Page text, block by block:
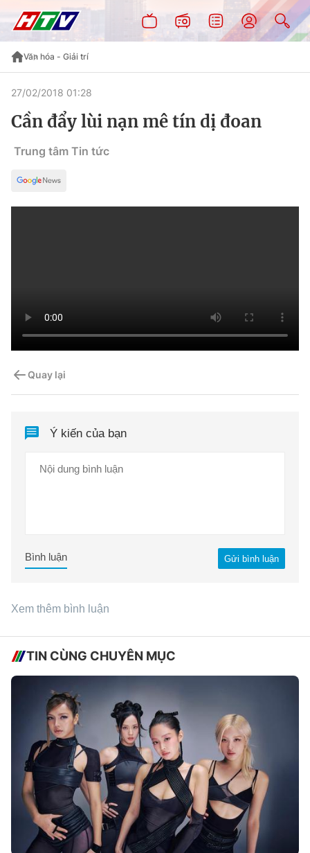
Văn hóa - Giải trí
27/02/2018 01:28
Cần đẩy lùi nạn mê tín dị đoan
Trung tâm Tin tức
Quay lại
Ý kiến của bạn
Gửi bình luận
Bình luận
Xem thêm bình luận
TIN CÙNG CHUYÊN MỤC